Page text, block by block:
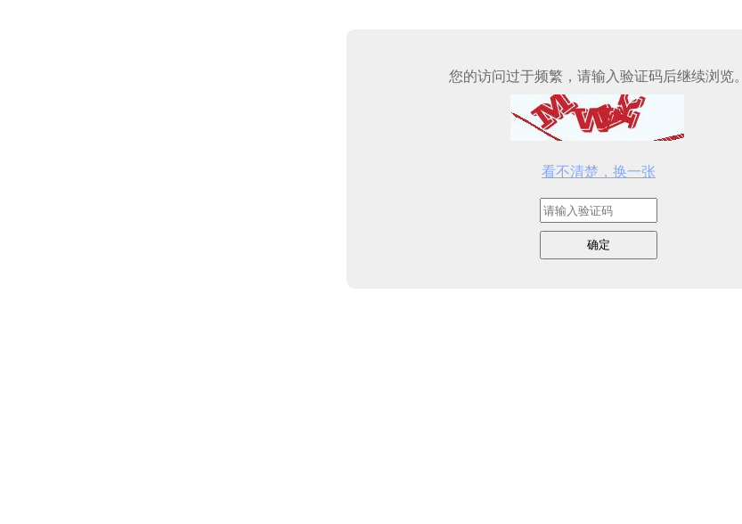
您的访问过于频繁，请输入验证码后继续浏览。
看不清楚，换一张